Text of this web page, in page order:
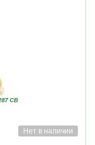
Нет в наличии